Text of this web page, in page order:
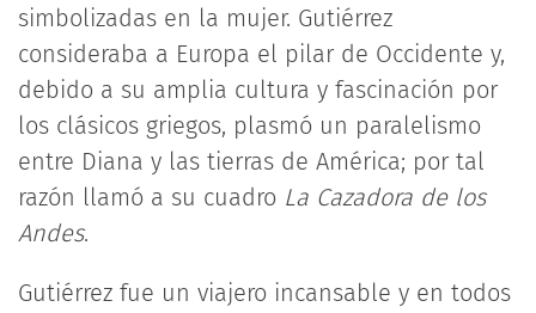
simbolizadas en la mujer. Gutiérrez
consideraba a Europa el pilar de Occidente y,
debido a su amplia cultura y fascinación por
los clásicos griegos, plasmó un paralelismo
entre Diana y las tierras de América; por tal
razón llamó a su cuadro La Cazadora de los
Andes.
Gutiérrez fue un viajero incansable y en todos